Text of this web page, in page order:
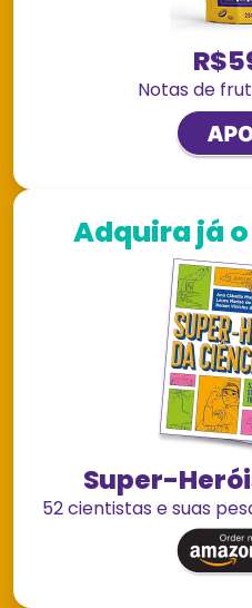
Notas de
Adquira já
Super-
52 cientistas e suas